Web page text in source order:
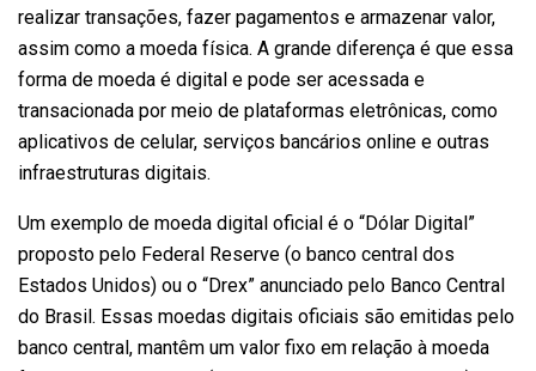
realizar transações, fazer pagamentos e armazenar valor,
assim como a moeda física. A grande diferença é que essa
forma de moeda é digital e pode ser acessada e
transacionada por meio de plataformas eletrônicas, como
aplicativos de celular, serviços bancários online e outras
infraestruturas digitais.
Um exemplo de moeda digital oficial é o “Dólar Digital”
proposto pelo Federal Reserve (o banco central dos
Estados Unidos) ou o “Drex” anunciado pelo Banco Central
do Brasil. Essas moedas digitais oficiais são emitidas pelo
banco central, mantêm um valor fixo em relação à moeda